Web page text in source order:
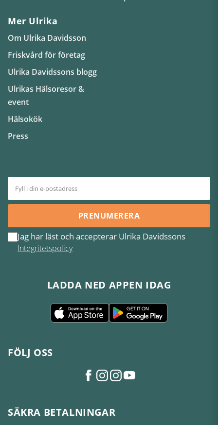
Mer Ulrika
Om Ulrika Davidsson
Friskvård för företag
Ulrika Davidssons blogg
Ulrikas Hälsoresor &
event
Hälsokök
Press
PRENUMERERA
Jag har läst och accepterar Ulrika Davidssons
Integritetspolicy
LADDA NED APPEN IDAG
FÖLJ OSS
SÄKRA BETALNINGAR